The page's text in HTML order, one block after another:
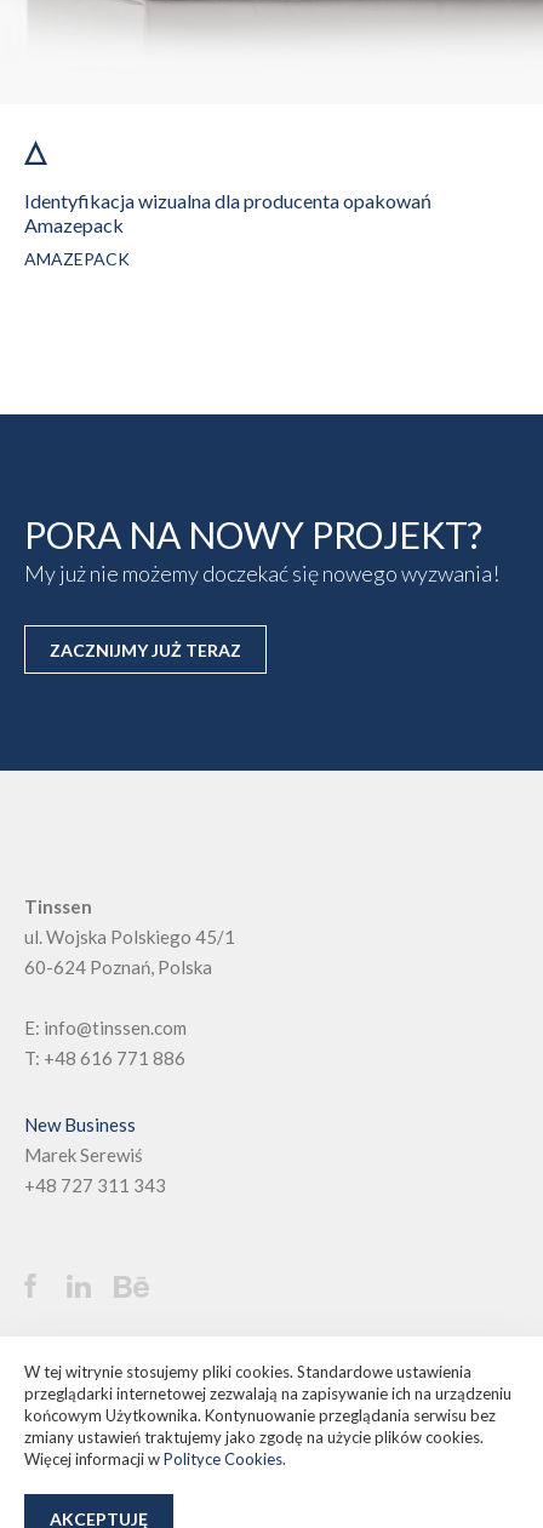
Identyfikacja wizualna dla producenta opakowań
Amazepack
AMAZEPACK
PORA NA NOWY PROJEKT?
My już nie możemy doczekać się nowego wyzwania!
ZACZNIJMY JUŻ TERAZ
Tinssen
ul. Wojska Polskiego 45/1
60-624 Poznań, Polska
E: info@tinssen.com
T: +48 616 771 886
New Business
Marek Serewiś
+48 727 311 343
©Tinssen - Agencja brandingowa
Polityka prywatności
Polityka Cookies
W tej witrynie stosujemy pliki cookies. Standardowe ustawienia
przeglądarki internetowej zezwalają na zapisywanie ich na urządzeniu
końcowym Użytkownika. Kontynuowanie przeglądania serwisu bez
zmiany ustawień traktujemy jako zgodę na użycie plików cookies.
Więcej informacji wPolityce Cookies.
AKCEPTUJĘ